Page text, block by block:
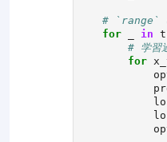
# `range`
for
in
# 学習
for